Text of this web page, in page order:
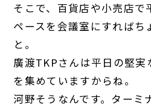
そこで、百貨店や小売店で
ペースを会議室にすればち
と。
廣渡TKPさんは平日の堅実
を集めていますからね。
河野そうなんです。ターミ